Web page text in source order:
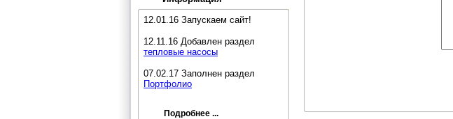
12.01.16 Запускаем сайт!
12.11.16 Добавлен раздел
тепловые насосы
07.02.17 Заполнен раздел
Портфолио
Подробнее ...